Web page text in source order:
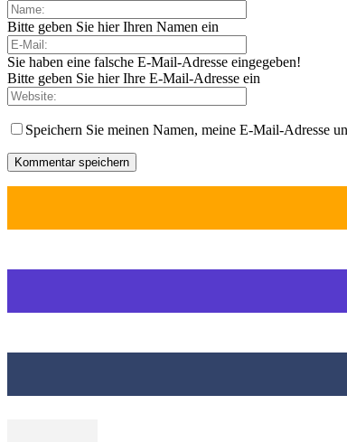
Bitte geben Sie hier Ihren Namen ein
Sie haben eine falsche E-Mail-Adresse eingegeben!
Bitte geben Sie hier Ihre E-Mail-Adresse ein
Speichern Sie meinen Namen, meine E-Mail-Adresse